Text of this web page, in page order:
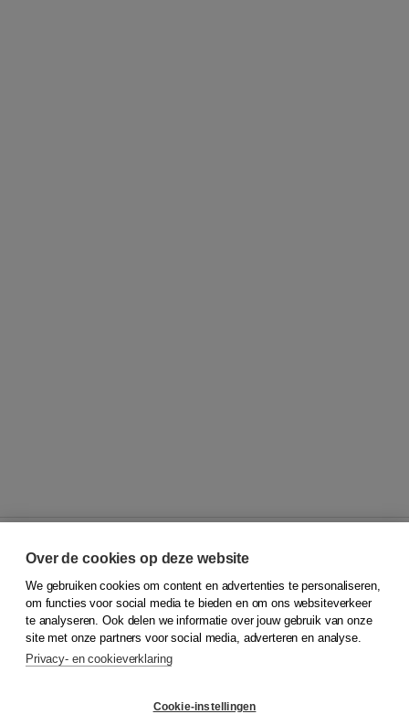
© 2026Koninklijke Boom uitgevers
Klantenservice
Service & informatie
Contact
Over de cookies op deze website
We gebruiken cookies om content en advertenties te personaliseren,
om functies voor social media te bieden en om ons websiteverkeer
te analyseren. Ook delen we informatie over jouw gebruik van onze
site met onze partners voor social media, adverteren en analyse.
Privacy- en cookieverklaring
Cookie-instellingen